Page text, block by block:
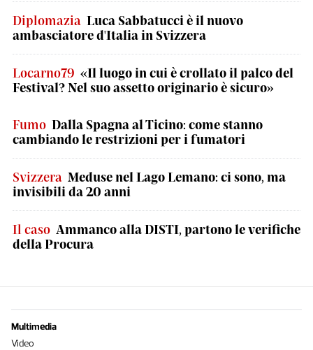
Diplomazia Luca Sabbatucci è il nuovo
ambasciatore d'Italia in Svizzera
Locarno79 «Il luogo in cui è crollato il palco del
Festival? Nel suo assetto originario è sicuro»
Fumo Dalla Spagna al Ticino: come stanno
cambiando le restrizioni per i fumatori
Svizzera Meduse nel Lago Lemano: ci sono, ma
invisibili da 20 anni
Il caso Ammanco alla DISTI, partono le verifiche
della Procura
Multimedia
Video